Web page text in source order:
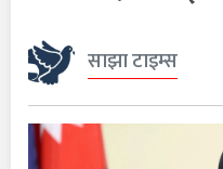
साझा टाइम्स